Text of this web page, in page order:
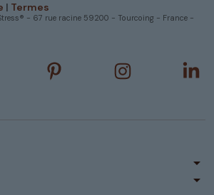
| Termes
- 67 rue racine 59200 - Tourcoing - France -
arrow_drop_down
arrow_drop_down